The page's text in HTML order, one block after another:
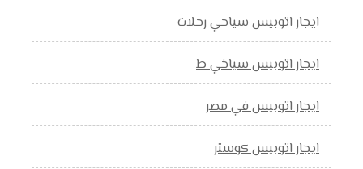
ايجار اتوبيس سياحي رحلات
ايجار اتوبيس سياخي ط
ايجار اتوبيس في مصر
ايجار اتوبيس كوستر